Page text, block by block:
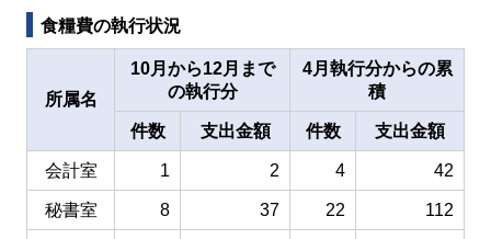
食糧費の執行状況
所属名
10月から12月まで
の執行分
4月執行分からの累
積
件数 支出金額 件数 支出金額
会計室 1 2 4 42
秘書室 8 37 22 112